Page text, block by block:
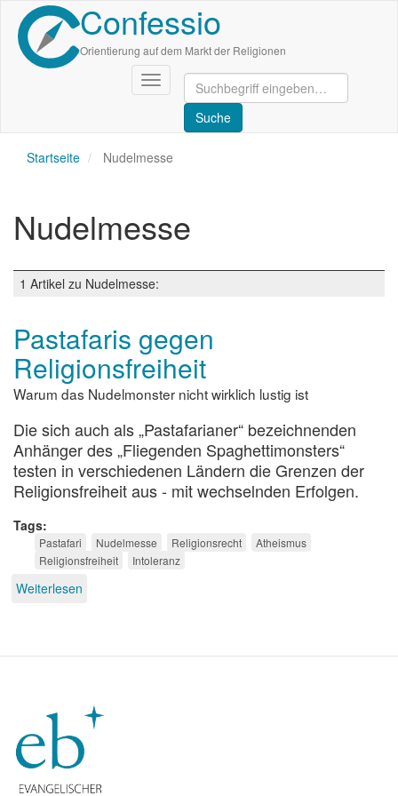
Direkt
zum
Inhalt
Confessio
Orientierung auf dem Markt der Religionen
Navigation
aktivieren/deaktivieren
Startseite Nudelmesse
Nudelmesse
1 Artikel zu Nudelmesse:
Pastafaris gegen
Religionsfreiheit
Warum das Nudelmonster nicht wirklich lustig ist
Die sich auch als „Pastafarianer“ bezeichnenden
Anhänger des „Fliegenden Spaghettimonsters“
testen in verschiedenen Ländern die Grenzen der
Religionsfreiheit aus - mit wechselnden Erfolgen.
Tags
Pastafari Nudelmesse Religionsrecht
Atheismus
Religionsfreiheit
Intoleranz
Weiterlesen